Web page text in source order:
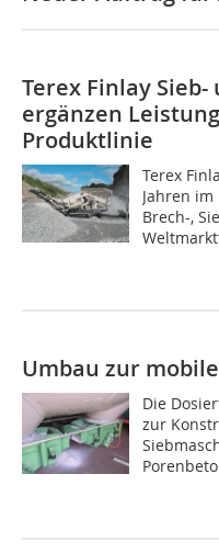
Terex Finlay
ergänzen
Produktlinie
Terex
Jahren
Brech-,
Umbau zur
Die
zur